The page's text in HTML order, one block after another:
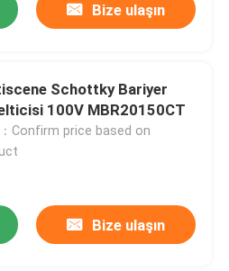
Bize ulaşın
Schottky Bariyer
100V MBR20150CT
Confirm price based on
Bize ulaşın